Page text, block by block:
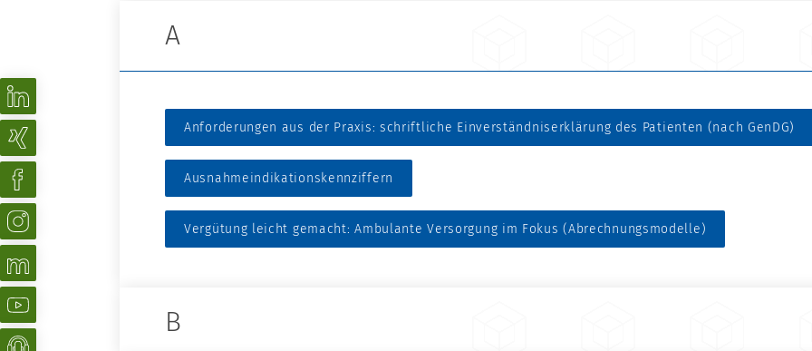
A
Anforderungen aus der Praxis: schriftliche Einverständniserklärung des Patienten (nach GenDG)
Ausnahmeindikationskennziffern
Vergütung leicht gemacht: Ambulante Versorgung im Fokus (Abrechnungsmodelle)
B